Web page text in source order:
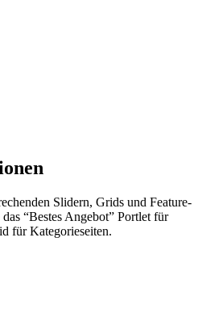
Slidern, Grids und Feature-
“Bestes Angebot” Portlet für
für Kategorieseiten.